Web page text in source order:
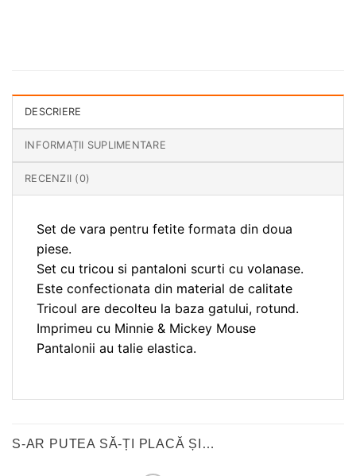
DESCRIERE
INFORMAȚII SUPLIMENTARE
RECENZII (0)
Set de vara pentru fetite formata din doua
piese.
Set cu tricou si pantaloni scurti cu volanase.
Este confectionata din material de calitate
Tricoul are decolteu la baza gatului, rotund.
Imprimeu cu Minnie & Mickey Mouse
Pantalonii au talie elastica.
S-AR PUTEA SĂ-ȚI PLACĂ ȘI…